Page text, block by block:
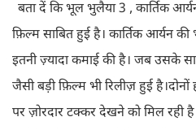
बता दें कि भूल भुलैया 3 , कार्तिक
फ़िल्म साबित हुई है। कार्तिक आर्यन
इतनी ज़्यादा कमाई की है। जब उसके
जैसी बड़ी फ़िल्म भी रिलीज़ हुई
पर ज़ोरदार टक्कर देखने को मिल रही